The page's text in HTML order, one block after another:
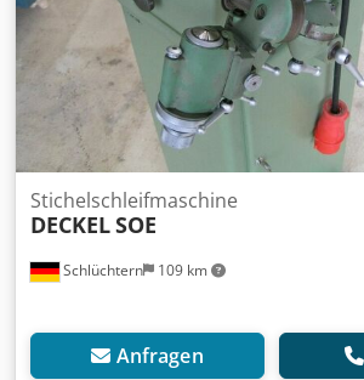
Schlüchtern 109 km
Stichelschleifmaschine
DECKELSOE
Anfragen